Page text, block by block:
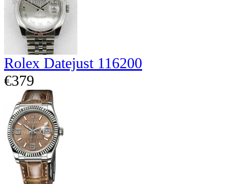
Rolex Datejust 116200
€379